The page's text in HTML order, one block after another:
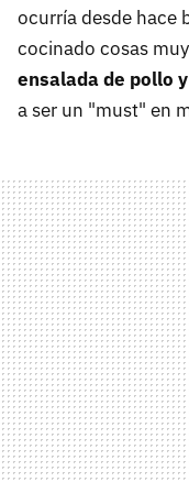
ocurría desde hace
cocinado cosas
ensalada de pollo
a ser un "must" en